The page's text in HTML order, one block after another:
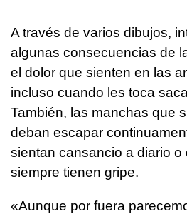
A través de varios dibujos,
algunas consecuencias de
el dolor que sienten en las
incluso cuando les toca
También, las manchas que
deban escapar
sientan cansancio a diario o
siempre tienen gripe.
«Aunque por fuera